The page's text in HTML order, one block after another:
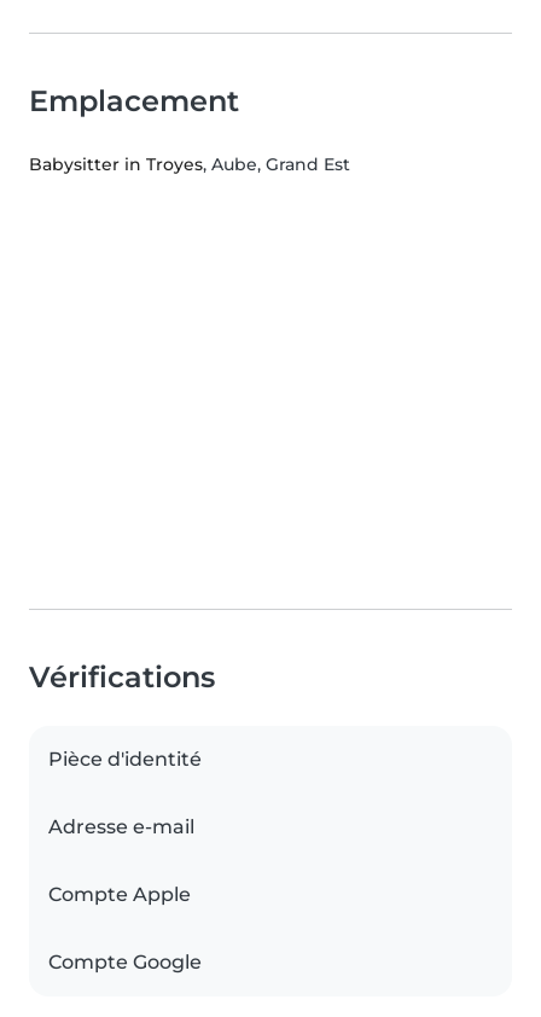
Emplacement
Babysitter in Troyes, Aube, Grand Est
Vérifications
Pièce d'identité
Adresse e-mail
Compte Apple
Compte Google